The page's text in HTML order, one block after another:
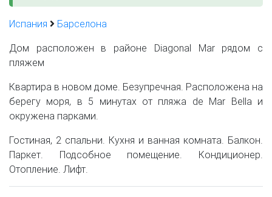
Испания
Барселона
Дом расположен в районе Diagonal Mar рядом с
пляжем
Квартира в новом доме. Безупречная. Расположена на
берегу моря, в 5 минутах от пляжа de Mar Bella и
окружена парками.
Гостиная, 2 спальни. Кухня и ванная комната. Балкон.
Паркет. Подсобное помещение. Кондиционер.
Отопление. Лифт.